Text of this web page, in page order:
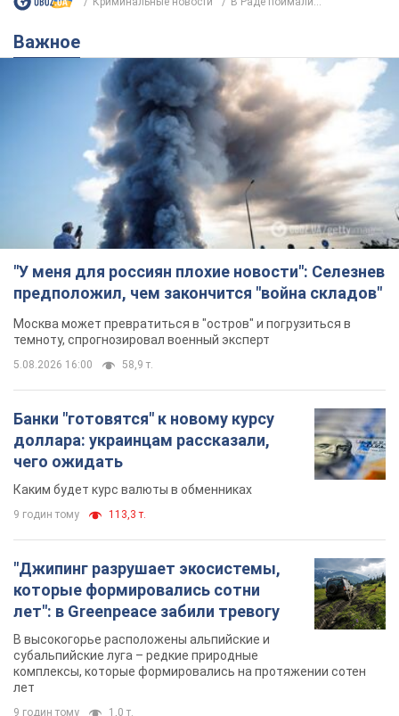
"У меня для россиян плохие новости": Селезнев
предположил, чем закончится "война складов"
Москва может превратиться в "остров" и погрузиться в
темноту, спрогнозировал военный эксперт
5.08.2026 16:00 58,9 т.
Банки "готовятся" к новому курсу
доллара: украинцам рассказали,
чего ожидать
9 годин тому 113,3 т.
"Джипинг разрушает экосистемы,
которые формировались сотни
лет": в Greenpeace забили тревогу
В высокогорье расположены альпийские и
комплексы, которые формировались на протяжении сотен
лет